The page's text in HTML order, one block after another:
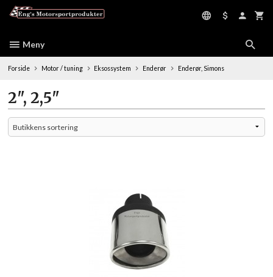
Meny
Forside Motor / tuning Eksossystem Enderør Enderør, Simons
2", 2,5"